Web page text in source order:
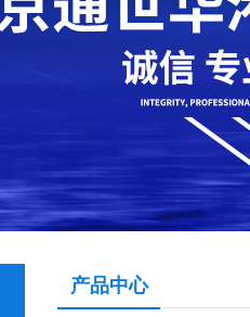
产品中心